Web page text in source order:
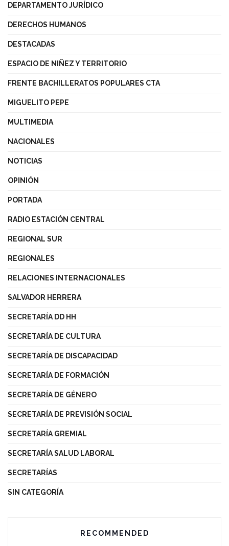
DEPARTAMENTO JURÍDICO
DERECHOS HUMANOS
DESTACADAS
ESPACIO DE NIÑEZ Y TERRITORIO
FRENTE BACHILLERATOS POPULARES CTA
MIGUELITO PEPE
MULTIMEDIA
NACIONALES
NOTICIAS
OPINIÓN
PORTADA
RADIO ESTACIÓN CENTRAL
REGIONAL SUR
REGIONALES
RELACIONES INTERNACIONALES
SALVADOR HERRERA
SECRETARÍA DD HH
SECRETARÍA DE CULTURA
SECRETARÍA DE DISCAPACIDAD
SECRETARÍA DE FORMACIÓN
SECRETARÍA DE GÉNERO
SECRETARÍA DE PREVISIÓN SOCIAL
SECRETARÍA GREMIAL
SECRETARÍA SALUD LABORAL
SECRETARÍAS
SIN CATEGORÍA
RECOMMENDED